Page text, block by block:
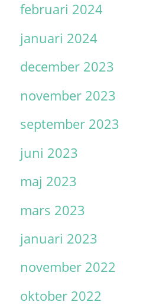
februari 2024
januari 2024
december 2023
november 2023
september 2023
juni 2023
maj 2023
mars 2023
januari 2023
november 2022
oktober 2022